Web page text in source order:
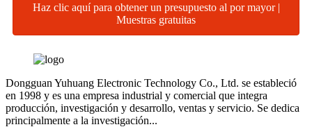
Haz clic aquí para obtener un presupuesto al por mayor |
Muestras gratuitas
Dongguan Yuhuang Electronic Technology Co., Ltd. se estableció
en 1998 y es una empresa industrial y comercial que integra
producción, investigación y desarrollo, ventas y servicio. Se dedica
principalmente a la investigación...